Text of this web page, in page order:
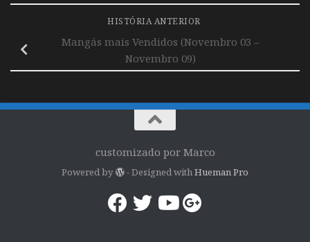
HISTÓRIA ANTERIOR
Mangás mais Vendidos (Novembro 03 –
Novembro 09)
customizado por Marco
Powered by - Designed with Hueman Pro